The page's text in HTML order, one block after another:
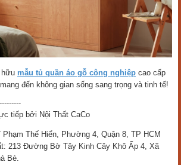
mẫu tủ quần áo gỗ công nghiệp cao cấp
đến không gian sống sang trọng và tinh tế!
tiếp bởi Nội Thất CaCo
Phạm Thế Hiển, Phường 4, Quận 8, TP HCM
213 Đường Bờ Tây Kinh Cây Khô Ấp 4, Xã
Bè.